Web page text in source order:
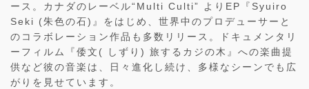
ース。カナダのレーベル“Multi Culti” よりEP『Syuiro
Seki (朱色の石)』をはじめ、世界中のプロデューサーと
のコラボレーション作品も多数リリース。ドキュメンタリ
ーフィルム『倭文( しずり) 旅するカジの木』への楽曲提
供など彼の音楽は、日々進化し続け、多様なシーンでも広
がりを見せています。